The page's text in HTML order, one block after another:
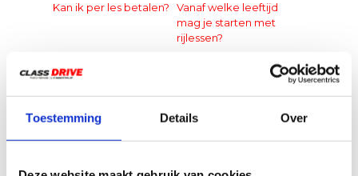
Toestemming Details Over
Kan ik per les betalen?
Vanaf welke leeftijd
mag je starten met
rijlessen?
rijlessen in automaat?
In welke auto’s geven
rijlessen in het Engels?
meerdere rijlessen per